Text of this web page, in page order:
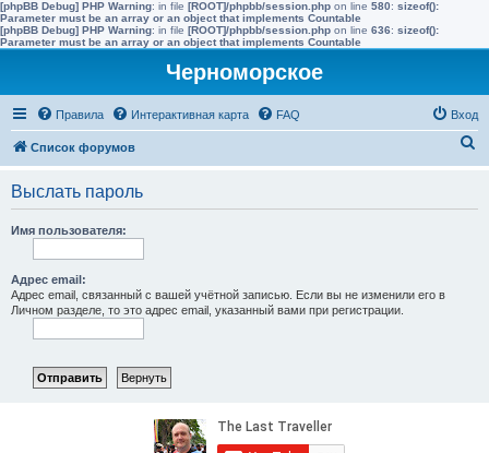
[phpBB Debug] PHP Warning: in file [ROOT]/phpbb/session.php on line 580: sizeof():
Parameter must be an array or an object that implements Countable
[phpBB Debug] PHP Warning: in file [ROOT]/phpbb/session.php on line 636: sizeof():
Parameter must be an array or an object that implements Countable
Черноморское
Правила Интерактивная карта FAQ Вход
Список форумов
Выслать пароль
Имя пользователя:
Адрес email:
Адрес email, связанный с вашей учётной записью. Если вы не изменили его в
Личном разделе, то это адрес email, указанный вами при регистрации.